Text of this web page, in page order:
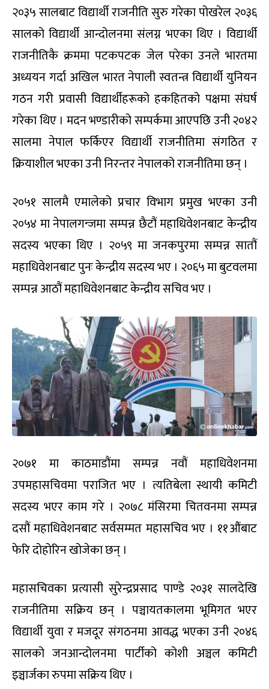
२०३५ सालबाट विद्यार्थी राजनीति सुरु गरेका पोखरेल २०३६
सालको विद्यार्थी आन्दोलनमा संलग्न भएका थिए । विद्यार्थी
राजनीतिकै क्रममा पटकपटक जेल परेका उनले भारतमा
अध्ययन गर्दा अखिल भारत नेपाली स्वतन्त्र विद्यार्थी युनियन
गठन गरी प्रवासी विद्यार्थीहरूको हकहितको पक्षमा संघर्ष
गरेका थिए । मदन भण्डारीको सम्पर्कमा आएपछि उनी २०४२
सालमा नेपाल फर्किएर विद्यार्थी राजनीतिमा संगठित र
क्रियाशील भएका उनी निरन्तर नेपालको राजनीतिमा छन् ।
२०५१ सालमै एमालेको प्रचार विभाग प्रमुख भएका उनी
२०५४ मा नेपालगन्जमा सम्पन्न छैटौं महाधिवेशनबाट केन्द्रीय
सदस्य भएका थिए । २०५९ मा जनकपुरमा सम्पन्न सातौं
महाधिवेशनबाट पुनः केन्द्रीय सदस्य भए । २०६५ मा बुटवलमा
सम्पन्न आठौं महाधिवेशनबाट केन्द्रीय सचिव भए ।
२०७१ मा काठमाडौंमा सम्पन्न नवौं महाधिवेशनमा
उपमहासचिवमा पराजित भए । त्यतिबेला स्थायी कमिटी
सदस्य भएर काम गरे । २०७८ मंसिरमा चितवनमा सम्पन्न
दसौं महाधिवेशनबाट सर्वसम्मत महासचिव भए । ११औंबाट
फेरि दोहोरिन खोजेका छन् ।
महासचिवका प्रत्यासी सुरेन्द्रप्रसाद पाण्डे २०३१ सालदेखि
राजनीतिमा सक्रिय छन् । पञ्चायतकालमा भूमिगत भएर
विद्यार्थी युवा र मजदूर संगठनमा आवद्ध भएका उनी २०४६
सालको जनआन्दोलनमा पार्टीको कोशी अञ्चल कमिटी
इञ्चार्जका रुपमा सक्रिय थिए ।